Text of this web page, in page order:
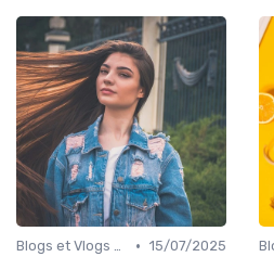
Blogs et Vlogs de Coiffure • 15/07/2025